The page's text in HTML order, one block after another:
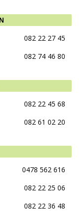
082 22 27 45
082 74 46 80
082 22 45 68
082 61 02 20
0478 562 616
082 22 25 06
082 22 36 48